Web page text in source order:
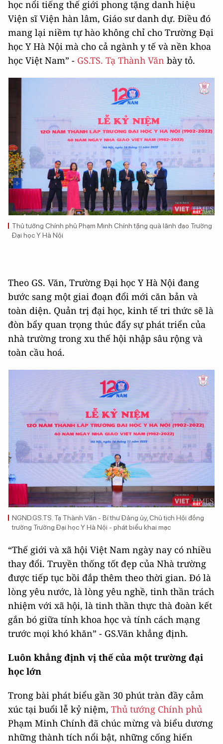
học nổi tiếng thế giới phong tặng danh hiệu
Viện sĩ Viện hàn lâm, Giáo sư danh dự. Điều đó
mang lại niềm tự hào không chỉ cho Trường Đại
học Y Hà Nội mà cho cả ngành y tế và nền khoa
học Việt Nam” - GS.TS. Tạ Thành Văn bày tỏ.
Thủ tướng Chính phủ Phạm Minh Chính tặng quà lãnh đạo Trường
Đại học Y Hà Nội
Theo GS. Văn, Trường Đại học Y Hà Nội đang
bước sang một giai đoạn đổi mới căn bản và
toàn diện. Quản trị đại học, kinh tế tri thức sẽ là
đòn bẩy quan trọng thúc đẩy sự phát triển của
nhà trường trong xu thế hội nhập sâu rộng và
toàn cầu hoá.
NGND.GS.TS. Tạ Thành Văn - Bí thư Đảng ủy, Chủ tịch Hội đồng
trường Trường Đại học Y Hà Nội - phát biểu khai mạc
“Thế giới và xã hội Việt Nam ngày nay có nhiều
thay đổi. Truyền thống tốt đẹp của Nhà trường
được tiếp tục bồi đắp thêm theo thời gian. Đó là
lòng yêu nước, là lòng yêu nghề, tinh thần trách
nhiệm với xã hội, là tinh thần thực thà đoàn kết
gắn bó giữa tính khoa học và tính cách mạng
trước mọi khó khăn” - GS.Văn khẳng định.
Luôn khẳng định vị thế của một trường đại
học lớn
Trong bài phát biểu gần 30 phút tràn đầy cảm
xúc tại buổi lễ kỷ niệm, Thủ tướng Chính phủ
Phạm Minh Chính đã chúc mừng và biểu dương
những thành tích nổi bật, những cống hiến